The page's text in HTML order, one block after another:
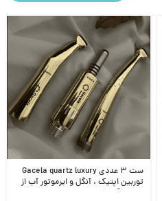
ست ۳ عددی Gacela quartz luxury
توربین اپتیک ، آنگل و ایرموتور آب از